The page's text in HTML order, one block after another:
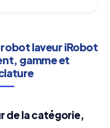
laveur iRobot
gamme et
de la catégorie,